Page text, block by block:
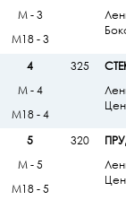
М - 3
М18 - 3
4
325
М - 4
М18 - 4
5
320
М - 5
М18 - 5